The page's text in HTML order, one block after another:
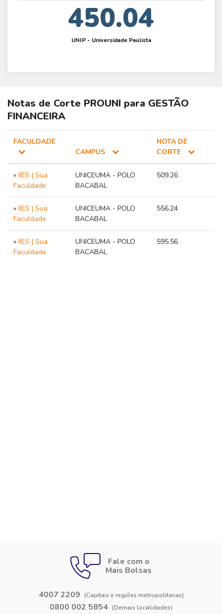
450.04
UNIP - Universidade Paulista
Notas de Corte PROUNI para GESTÃO
FINANCEIRA
FACULDADE
CAMPUS
NOTA DE
CORTE
» IIES | Sua
Faculdade
UNICEUMA - POLO
BACABAL
509.26
» IIES | Sua
Faculdade
UNICEUMA - POLO
BACABAL
556.24
» IIES | Sua
Faculdade
UNICEUMA - POLO
BACABAL
595.56
Fale com o
Mais Bolsas
4007 2209 (Capitais e regiões metropolitanas)
0800 002 5854 (Demais localidades)